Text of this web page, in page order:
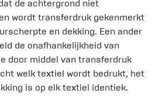
de achtergrond niet
wordt transferdruk gekenmerkt
en dekking. Een ander
de onafhankelijkheid van
door middel van transferdruk
welk textiel wordt bedrukt, het
is op elk textiel identiek.